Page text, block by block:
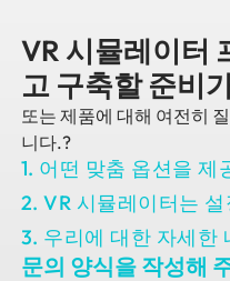
VR 시뮬레이터
고 구축할 준비
또는 제품에 대해 여전히
니다.?
1. 어떤 맞춤 옵션을 제
2. VR 시뮬레이터는
3. 우리에 대한 자세한
문의 양식을 작성해